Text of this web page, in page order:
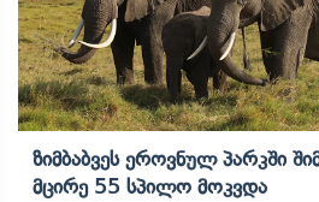
Ზიმბაბვეს Ეროვნულ Პარკში
Მცირე 55 Სპილო Მოკვდა